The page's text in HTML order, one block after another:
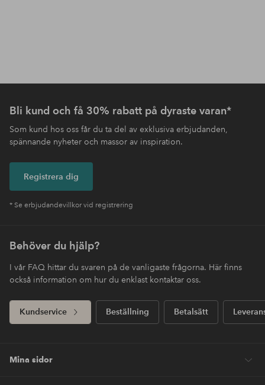
Bli kund och få 30% rabatt på dyraste varan*
Som kund hos oss får du ta del av exklusiva erbjudanden,
spännande nyheter och massor av inspiration.
Registrera dig
* Se erbjudandevillkor vid registrering
Behöver du hjälp?
I vår FAQ hittar du svaren på de vanligaste frågorna. Här finns
också information om hur du enklast kontaktar oss.
Kundservice Beställning Betalsätt
Mina sidor